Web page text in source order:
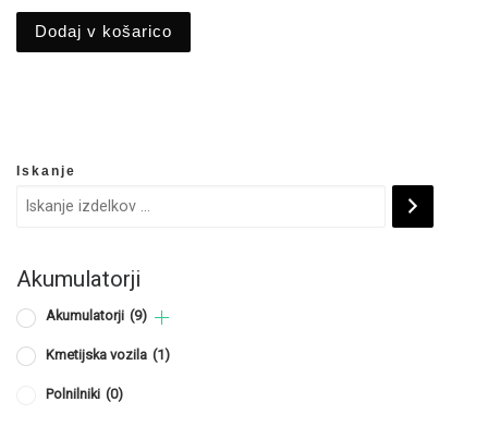
Dodaj v košarico
Iskanje
Akumulatorji
Akumulatorji (9)
Kmetijska vozila (1)
Polnilniki (0)